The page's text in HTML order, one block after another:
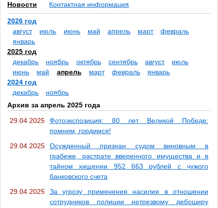
Новости Контактная информация
2026 год
август
июль июнь май апрель март
февраль
январь
2025 год
декабрь
ноябрь октябрь сентябрь август
июль
июнь
май апрель март февраль
январь
2024 год
декабрь
ноябрь
Архив за апрель 2025 года
29.04.2025
Фотоэкспозиция: 80 лет Великой Победе:
помним, гордимся!
29.04.2025
Осужденный признан судом виновным в
грабеже, растрате вверенного имущества и в
тайном хищении 952 663 рублей с чужого
банковского счета
29.04.2025
За угрозу применения насилия в отношении
сотрудников полиции нетрезвому дебоширу